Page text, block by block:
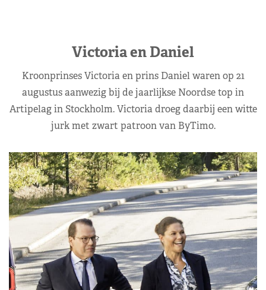
Victoria en Daniel
Kroonprinses Victoria en prins Daniel waren op 21
augustus aanwezig bij de jaarlijkse Noordse top in
Artipelag in Stockholm. Victoria droeg daarbij een witte
jurk met zwart patroon van ByTimo.